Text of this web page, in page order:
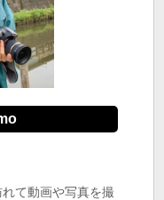
て動画や写真を撮